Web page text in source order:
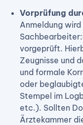
Vorprüfung
Anmeldung
vorgeprüft.
Zeugnisse und
und formale
oder
Stempel im
etc.). Sollten
Ärztekammer